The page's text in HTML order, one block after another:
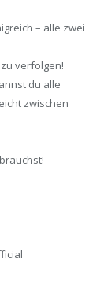
– alle zwei
verfolgen!
du alle
zwischen